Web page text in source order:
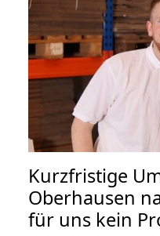
Kurzfristige
Oberhausen
für uns kein